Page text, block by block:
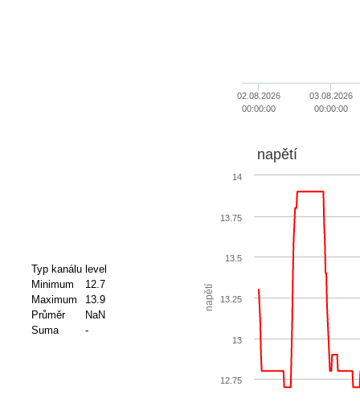
02.08.2026
00:00:00
03.08.2026
00:00:00
Typ kanálu level
Minimum
12.7
Maximum
13.9
Průměr
NaN
Suma
-
napětí
napětí
12.75
13
13.25
13.5
13.75
14